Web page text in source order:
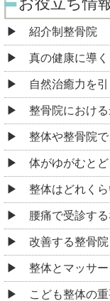
紹介制整骨院
真の健康に導
自然治癒力を
整骨院におけ
整体や整骨院
体がゆがむと
整体はどれく
腰痛で受診す
改善する整骨
整体とマッサ
こども整体の